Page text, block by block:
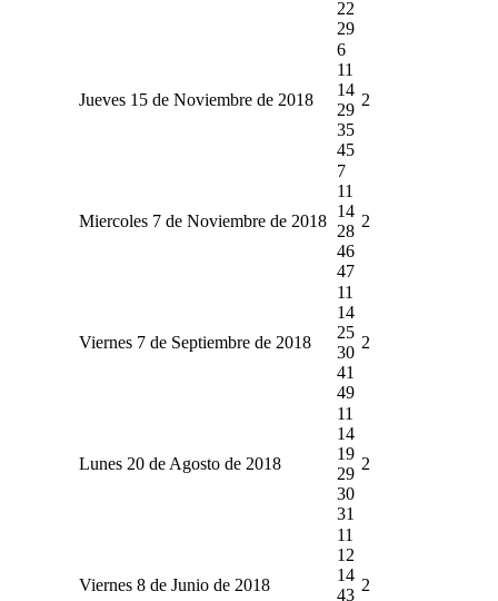
22
29
Jueves 15 de Noviembre de 2018
6
11
14
29
35
45
2
Miercoles 7 de Noviembre de 2018
7
11
14
28
46
47
2
Viernes 7 de Septiembre de 2018
11
14
25
30
41
49
2
Lunes 20 de Agosto de 2018
11
14
19
29
30
31
2
Viernes 8 de Junio de 2018
11
12
14
43
2